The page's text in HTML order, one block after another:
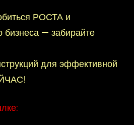
РОСТА и
— забирайте
для эффективной